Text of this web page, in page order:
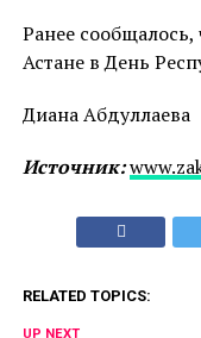
Ранее
Астане в День
Диана Абдуллаева
Источник:
RELATED TOPICS:
UP NEXT